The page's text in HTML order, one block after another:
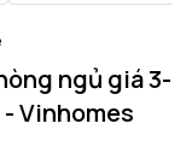
ngủ giá 3-
Vinhomes